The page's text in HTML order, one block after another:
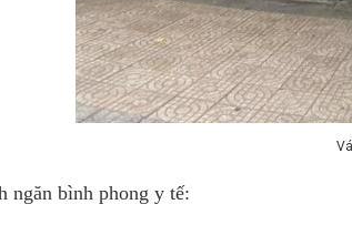
ngăn bình phong y tế: